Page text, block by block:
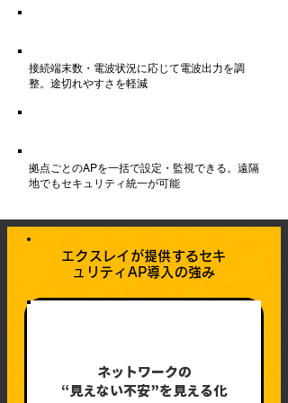
接続端末数・電波状況に応じて電波出力を調
整。途切れやすさを軽減
拠点ごとのAPを一括で設定・監視できる。遠隔
地でもセキュリティ統一が可能
エクスレイが提供するセキ
ュリティAP導入の強み
ネットワークの
“見えない不安”を見える化